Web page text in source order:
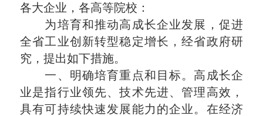
各大企业，各高等院校：
为培育和推动高成长企业发展，促进
全省工业创新转型稳定增长，经省政府研
究，提出如下措施。
一、明确培育重点和目标。高成长企
业是指行业领先、技术先进、管理高效，
具有可持续快速发展能力的企业。在经济